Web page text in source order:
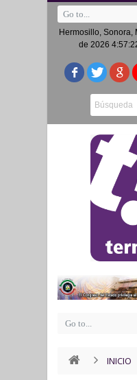
Hermosillo, Sonora,
de 2026
INICIO